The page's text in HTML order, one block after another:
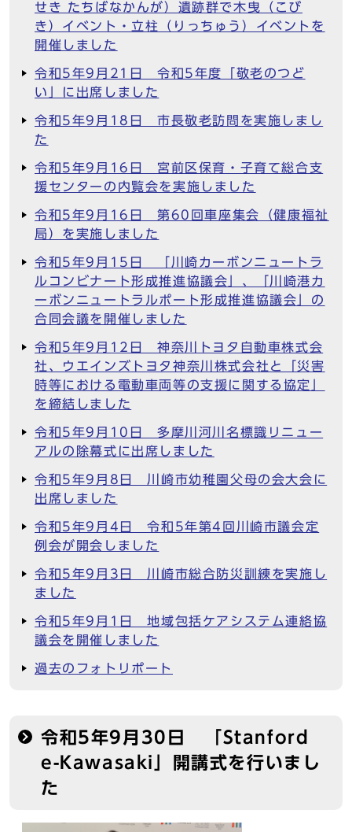
せき たちばなかんが）遺跡群で木曳（こび
き）イベント・立柱（りっちゅう）イベントを
開催しました
令和5年9月21日 令和5年度「敬老のつど
い」に出席しました
令和5年9月18日 市長敬老訪問を実施しまし
た
令和5年9月16日 宮前区保育・子育て総合支
援センターの内覧会を実施しました
令和5年9月16日 第60回車座集会（健康福祉
局）を実施しました
令和5年9月15日 「川崎カーボンニュートラ
ルコンビナート形成推進協議会」、「川崎港カ
ーボンニュートラルポート形成推進協議会」の
合同会議を開催しました
令和5年9月12日 神奈川トヨタ自動車株式会
社、ウエインズトヨタ神奈川株式会社と「災害
時等における電動車両等の支援に関する協定」
を締結しました
令和5年9月10日 多摩川河川名標識リニュー
アルの除幕式に出席しました
令和5年9月8日 川崎市幼稚園父母の会大会に
出席しました
令和5年9月4日 令和5年第4回川崎市議会定
例会が開会しました
令和5年9月3日 川崎市総合防災訓練を実施し
ました
令和5年9月1日 地域包括ケアシステム連絡協
議会を開催しました
過去のフォトリポート
令和5年9月30日 「Stanford
e-Kawasaki」開講式を行いまし
た